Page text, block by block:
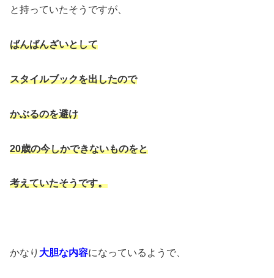
と持っていたそうですが、
ばんばんざいとして
スタイルブックを出したので
かぶるのを避け
20歳の今しかできないものをと
考えていたそうです。
かなり 大胆な内容になっているようで、